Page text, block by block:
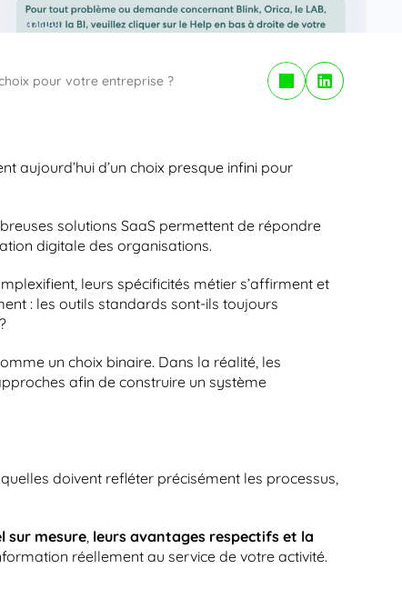
pour votre entreprise ? Copy to Clipboard
aujourd’hui d’un choix presque infini pour
solutions SaaS permettent de répondre
digitale des organisations.
leurs spécificités métier s’affirment et
: les outils standards sont-ils toujours
un choix binaire. Dans la réalité, les
afin de construire un système
doivent refléter précisément les processus,
sur mesure, leurs avantages respectifs et la
réellement au service de votre activité.